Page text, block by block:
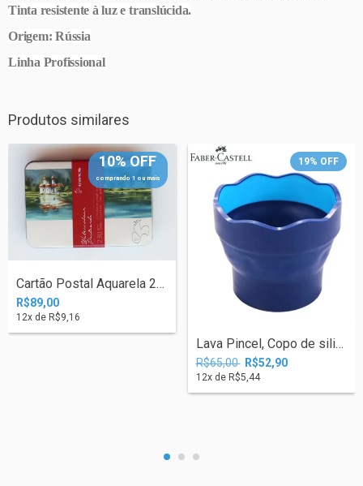
Tinta resistente à luz e translúcida.
Origem: Rússia
Linha Profissional
Produtos similares
10% OFF
comprando 1 ou mais
Cartão Postal Aquarela 230g 10,5 X 14,8...
R$89,00
12x de R$9,16
19% OFF
Lava Pincel, Copo de silicone retrátil F...
R$65,00 R$52,90
12x de R$5,44